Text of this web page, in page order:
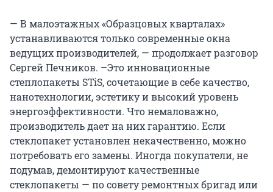
— В малоэтажных «Образцовых кварталах»
устанавливаются только современные окна
ведущих производителей, — продолжает разговор
Сергей Печников. –Это инновационные
степлопакеты STiS, сочетающие в себе качество,
нанотехнологии, эстетику и высокий уровень
энергоэффективности. Что немаловажно,
производитель дает на них гарантию. Если
стеклопакет установлен некачественно, можно
потребовать его замены. Иногда покупатели, не
подумав, демонтируют качественные
стеклопакеты — по совету ремонтных бригад или